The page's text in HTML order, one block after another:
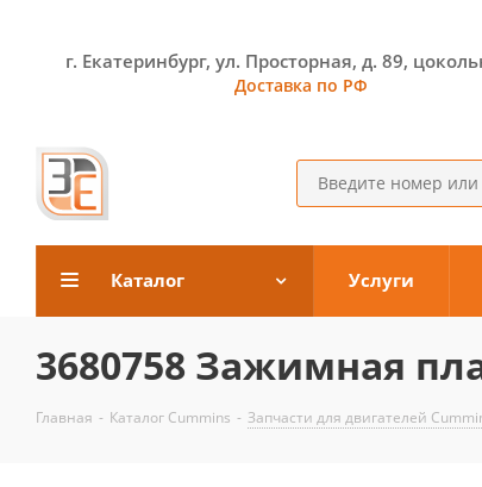
г. Екатеринбург, ул. Просторная, д. 89,
Доставка по РФ
Каталог Услуги
3680758 Зажимная
Главная - Каталог Cummins - Запчасти для двигателей